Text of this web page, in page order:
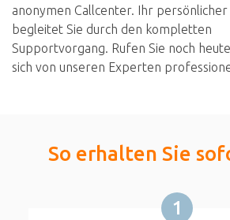
anonymen Callcenter. Ihr
begleitet Sie durch den kompletten
Supportvorgang. Rufen Sie noch
sich von unseren Experten
So erhalten Sie
1